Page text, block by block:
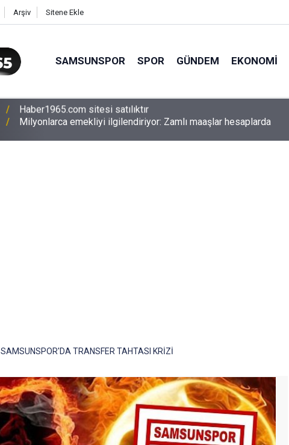
Arşiv Sitene Ekle
SAMSUNSPOR SPOR GÜNDEM EKONOMI
Milyonlarca emekliyi ilgilendiriyor: Zamlı maaşlar hesaplarda
SAMSUNSPOR'DA TRANSFER TAHTASI KRİZİ